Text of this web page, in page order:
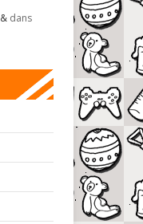
dans